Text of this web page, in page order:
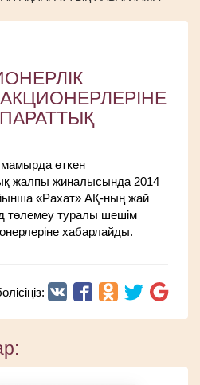
өткен
жалпы жиналысында 2014
«Рахат» АҚ-ның жай
төлемеу туралы шешім
хабарлайды.